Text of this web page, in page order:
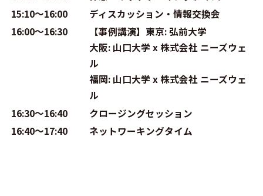
15:10～16:00
ディスカッション・情報交換会
16:00～16:30
【事例講演】東京: 弘前大学
大阪: 山口大学 x 株式会社 ニーズウェ
ル
福岡: 山口大学 x 株式会社 ニーズウェ
ル
16:30～16:40
クロージングセッション
16:40～17:40
ネットワーキングタイム